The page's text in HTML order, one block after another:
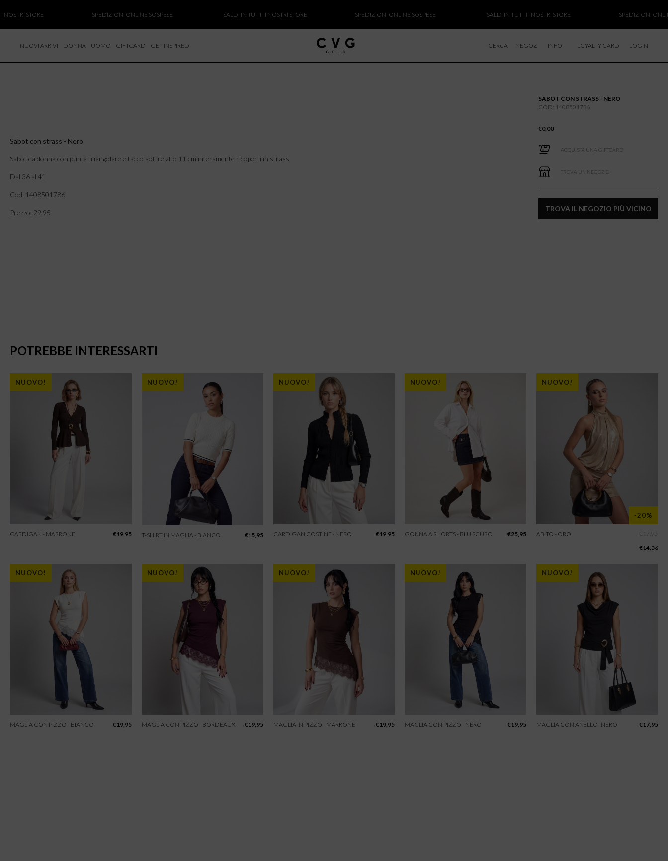
STORE SPEDIZIONI ONLINE SOSPESE SALDI IN TUTTI I NOSTRI STORE SPEDIZIONI ONLINE SOSPESE SALDI IN TUTTI I NOSTRI STORE SPEDIZIONI ONLINE
NUOVI ARRIVI DONNA UOMO GIFTCARD GET INSPIRED CERCA NEGOZI INFO
RESI E RIMBORSI
LOYALTY CARD LOGIN
ARRIVI
Sabot con strass - Nero
Sabot da donna con punta triangolare e tacco sottile alto 11 cm interamente ricoperti in strass
Dal 36 al 41
Cod. 1408501786
Prezzo: 29,95
SABOT CON STRASS - NERO
COD: 1408501786
€0,00
ACQUISTA UNA GIFTCARD
TROVA UN NEGOZIO
TROVA IL NEGOZIO PIÙ VICINO
POTREBBE INTERESSARTI
NUOVO!
CARDIGAN - MARRONE €19,95
NUOVO!
T-SHIRT IN MAGLIA - BIANCO €15,95
NUOVO!
CARDIGAN COSTINE - NERO €19,95
NUOVO!
GONNA A SHORTS - BLU SCURO €25,95
NUOVO!
-20%
ABITO - ORO €17,95
€14,36
NUOVO!
MAGLIA CON PIZZO - BIANCO €19,95
NUOVO!
MAGLIA CON PIZZO - BORDEAUX €19,95
NUOVO!
MAGLIA IN PIZZO - MARRONE €19,95
NUOVO!
MAGLIA CON PIZZO - NERO €19,95
NUOVO!
MAGLIA CON ANELLO- NERO €17,95